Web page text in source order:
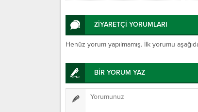
ZİYARETÇİ YORUMLARI
Henüz yorum yapılmamış. İlk yorumu
BİR YORUM YAZ